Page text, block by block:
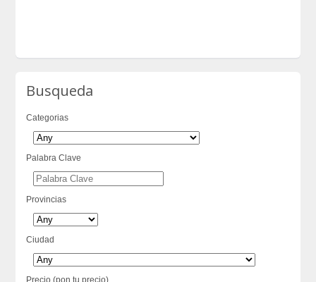
Busqueda
Categorias
Palabra Clave
Provincias
Ciudad
Precio (pon tu precio)